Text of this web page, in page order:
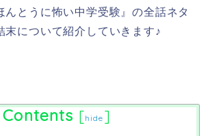
んとうに怖い中学受験』の全話ネタ
末について紹介していきます♪
Contents [hide ]